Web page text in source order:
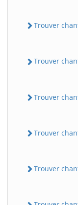
Trouver
Trouver
Trouver
Trouver
Trouver